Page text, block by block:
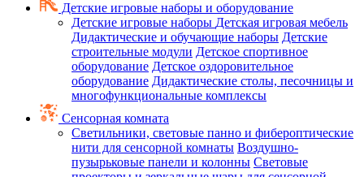
Детские игровые наборы и оборудование
Детские игровые наборы Детская игровая мебель
Дидактические и обучающие наборы Детские
строительные модули Детское спортивное
оборудование Детское оздоровительное
оборудование Дидактические столы, песочницы и
многофункциональные комплексы
Сенсорная комната
Светильники, световые панно и фибероптические
нити для сенсорной комнаты Воздушно-
пузырьковые панели и колонны Световые